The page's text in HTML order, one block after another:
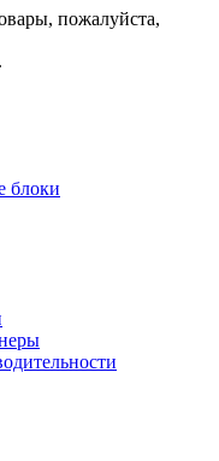
пожалуйста,
блоки